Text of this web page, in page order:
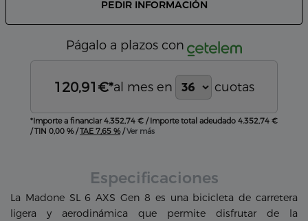
PEDIR INFORMACIÓN
Págalo a plazos con
120,91 €*al mes en cuotas
*Importe a financiar4.352,74 € /Importe total adeudado 4.352,74 €
/TIN 0,00 %/TAE 7,65 %/Ver más
Especificaciones
La Madone SL 6 AXS Gen 8 es una bicicleta de carretera
ligera y aerodinámica que permite disfrutar de la